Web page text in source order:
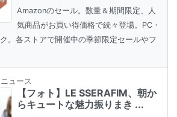
Amazonのセール。数量＆期間限定、人
気商品がお買い得価格で続々登場。PC・
。各ストアで開催中の季節限定セールやフ
ュース
【フォト】LE SSERAFIM、朝か
らキュートな魅力振りまき ...